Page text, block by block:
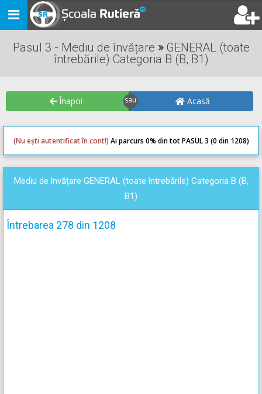
Toggle
navigation
Pasul 3 - Mediu de învățare »GENERAL (toate
întrebările) Categoria B (B, B1)
Înapoi Acasă
(Nu ești autentificat în cont!) Ai parcurs 0% din tot PASUL 3 (0 din 1208)
0
Mediu de învățare GENERAL (toate întrebările) Categoria B (B,
B1)
Întrebarea 278 din 1208